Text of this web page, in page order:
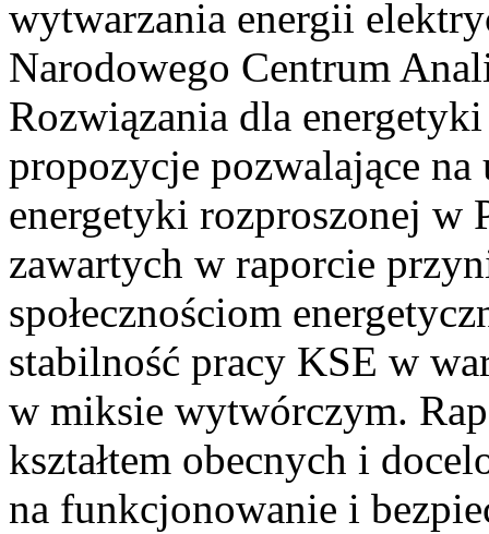
wytwarzania energii
Narodowego Centrum
Rozwiązania dla
propozycje pozwalające
energetyki rozproszonej w
zawartych w raporcie
społecznościom
stabilność pracy KSE w
w miksie wytwórczym.
kształtem obecnych i
na funkcjonowanie i